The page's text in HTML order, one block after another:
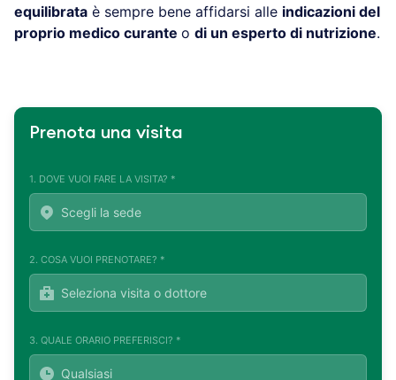
equilibrata è sempre bene affidarsi alle indicazioni del
proprio medico curante o di un esperto di nutrizione.
Prenota una visita
1. DOVE VUOI FARE LA VISITA? *
2. COSA VUOI PRENOTARE? *
3. QUALE ORARIO PREFERISCI? *